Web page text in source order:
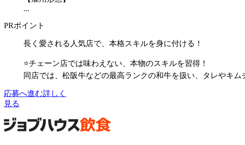
...
PRポイント
長く愛される人気店で、本格スキルを身に付ける！
⭐チェーン店では味わえない、本物のスキルを習得！
同店では、松阪牛などの最高ランクの和牛を扱い、タレやキ
応募へ進む詳しく
見る